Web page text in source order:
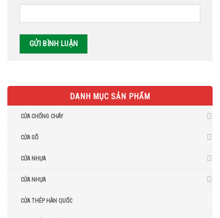
DANH MỤC SẢN PHẨM
CỬA CHỐNG CHÁY
CỬA GỖ
CỬA NHỰA
CỬA NHỰA
CỬA THÉP HÀN QUỐC